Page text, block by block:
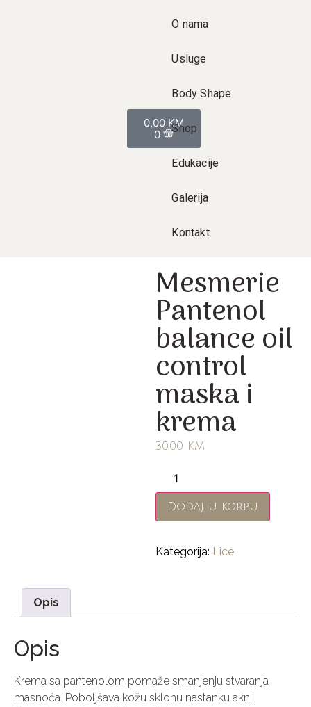
0,00 KM
0
O nama
Usluge
Body Shape
Shop
Edukacije
Galerija
Kontakt
Mesmerie
Pantenol
balance oil
control
maska i
krema
30,00 KM
Dodaj u korpu
Kategorija: Lice
Opis
Opis
Krema sa pantenolom pomaže smanjenju stvaranja
masnoća. Poboljšava kožu sklonu nastanku akni.